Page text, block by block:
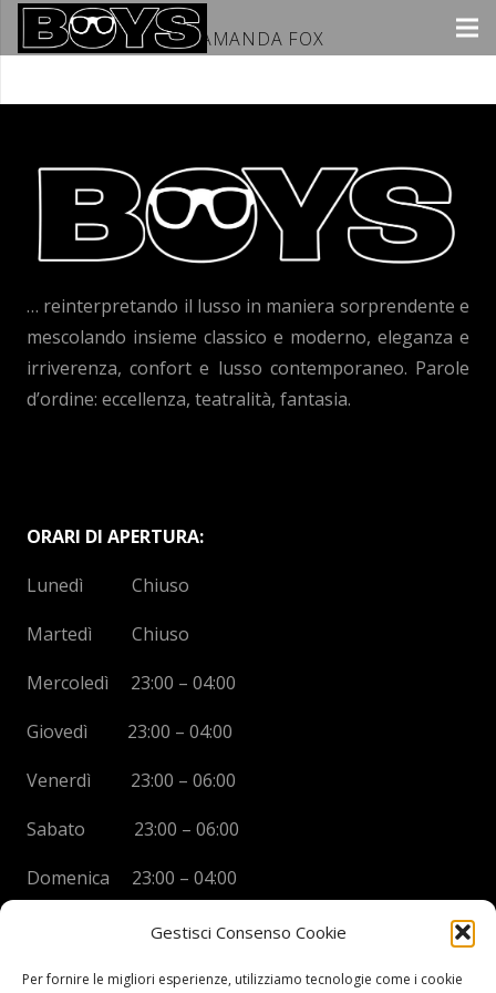
Gestisci Consenso Cookie
Per fornire le migliori esperienze, utilizziamo tecnologie come i cookie
WHITE PARTY CON AMANDA FOX
… reinterpretando il lusso in maniera sorprendente e
mescolando insieme classico e moderno, eleganza e
irriverenza, confort e lusso contemporaneo. Parole
d’ordine: eccellenza, teatralità, fantasia.
ORARI DI APERTURA:
Lunedì Chiuso
Martedì Chiuso
Mercoledì 23:00 – 04:00
Giovedì 23:00 – 04:00
Venerdì 23:00 – 06:00
Sabato 23:00 – 06:00
Domenica 23:00 – 04:00